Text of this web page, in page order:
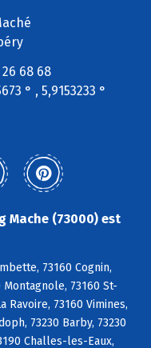
68 68
° , 5,9153233 °
Mache (73000) est
73160 Cognin,
73160 St-
Ravoire, 73160 Vimines,
73230 Barby, 73230
Challes-les-Eaux,